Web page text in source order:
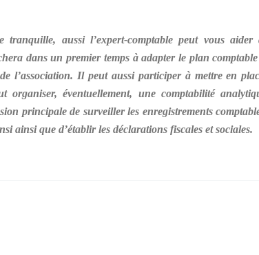
tranquille, aussi l’expert-comptable peut vous
dans un premier temps à adapter le plan
l’association. Il peut aussi participer à mettre en
éventuellement, une comptabilité
principale de surveiller les enregistrements
ainsi que d’établir les déclarations fiscales et sociales.